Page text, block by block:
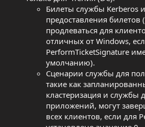
Билеты службы Kerberos
предоставления билетов
продлеваться для
отличных от Windows,
PerformTicketSignature
умолчанию).
Сценарии службы для
такие как
кластеризация и службы
приложений, могут
всех клиентов, если для